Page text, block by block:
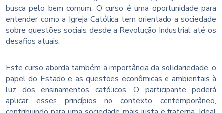
busca pelo bem comum. O curso é uma oportunidade para
entender como a Igreja Católica tem orientado a sociedade
sobre questões sociais desde a Revolução Industrial até os
desafios atuais.
Este curso aborda também a importância da solidariedade, o
papel do Estado e as questões econômicas e ambientais à
luz dos ensinamentos católicos. O participante poderá
aplicar esses princípios no contexto contemporâneo,